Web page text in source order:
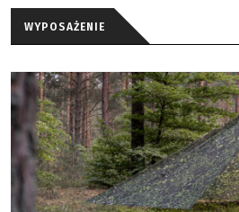
WYPOSAŻENIE